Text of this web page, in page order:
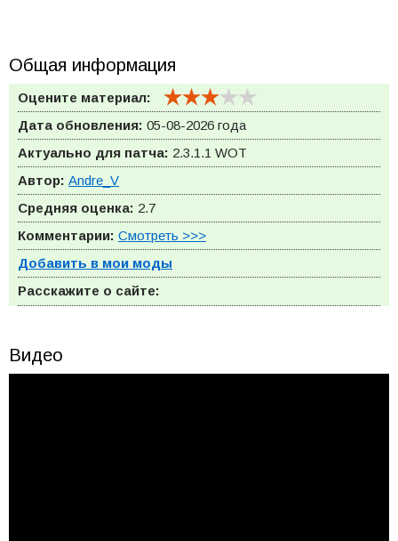
Общая информация
Оцените материал:
Дата обновления: 05-08-2026 года
Актуально для патча: 2.3.1.1 WOT
Автор: Andre_V
Средняя оценка: 2.7
Комментарии: Смотреть >>>
Добавить в мои моды
Расскажите о сайте:
Видео